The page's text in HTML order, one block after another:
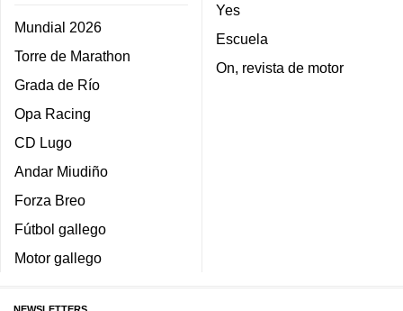
Mundial 2026
Torre de Marathon
Grada de Río
Opa Racing
CD Lugo
Andar Miudiño
Forza Breo
Fútbol gallego
Motor gallego
Yes
Escuela
On, revista de motor